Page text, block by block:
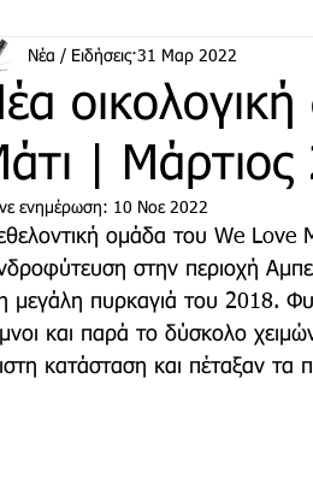
Μαραθώνας Υγεία &
Δρόμος Έξοδος
Ομορφιά Θέατρο
Χορηγός Επικοινωνίας
| Μάρτιος
Νέα / Ειδήσεις 31 Μαρ 2022
ενημέρωση: 10 Νοε 2022
ομάδα του We Love
στην περιοχή
μεγάλη πυρκαγιά του 2018.
και παρά το δύσκολο
κατάσταση και πέταξαν τα